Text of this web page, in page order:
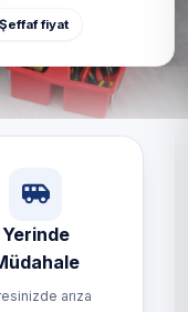
Şeffaf fiyat
Yerinde
arıza